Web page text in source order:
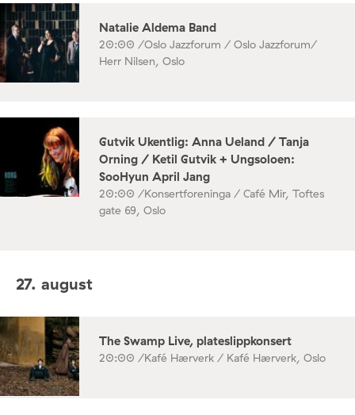
Natalie Aldema Band
20:00 /Oslo Jazzforum / Oslo Jazzforum/
Herr Nilsen, Oslo
Gutvik Ukentlig: Anna Ueland / Tanja
Orning / Ketil Gutvik + Ungsoloen:
SooHyun April Jang
20:00 /Konsertforeninga / Café Mir, Toftes
gate 69, Oslo
27. august
The Swamp Live, plateslippkonsert
20:00 /Kafé Hærverk / Kafé Hærverk, Oslo